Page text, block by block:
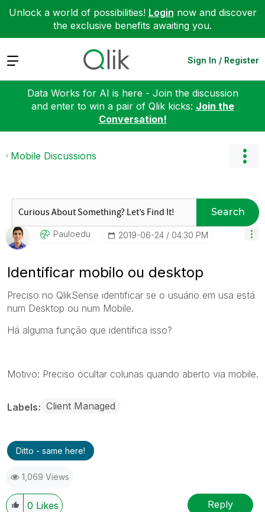
Unlock a world of possibilities! Login now and discover
the exclusive benefits awaiting you.
Expand Sign In / Register
Data Works for AI is here - Join the discussion
and enter to win a pair of Qlik kicks: Join the
Conversation!
Mobile Discussions
Search
Pauloedu ‎2019-06-24 04:30 PM
Identificar mobilo ou desktop
Preciso no QlikSense identificar se o usuário em usa está
num Desktop ou num Mobile.
Há alguma função que identifica isso?
Motivo: Preciso ocultar colunas quando aberto via mobile.
Labels Client Managed
Ditto - same here!
1,069 Views
0 Likes Reply